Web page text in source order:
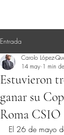
Entrada
Estuvieron
ganar su
Roma CSIO
Carolo López-
14 may 1 min
El 26 de mayo